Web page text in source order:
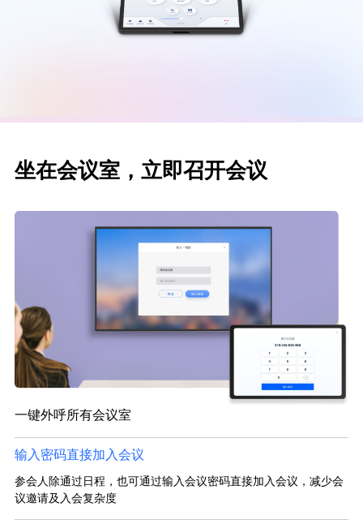
坐在会议室，立即召开会议
一键外呼所有会议室
输入密码直接加入会议
参会人除通过日程，也可通过输入会议密码直接加入会议，减少会
议邀请及入会复杂度